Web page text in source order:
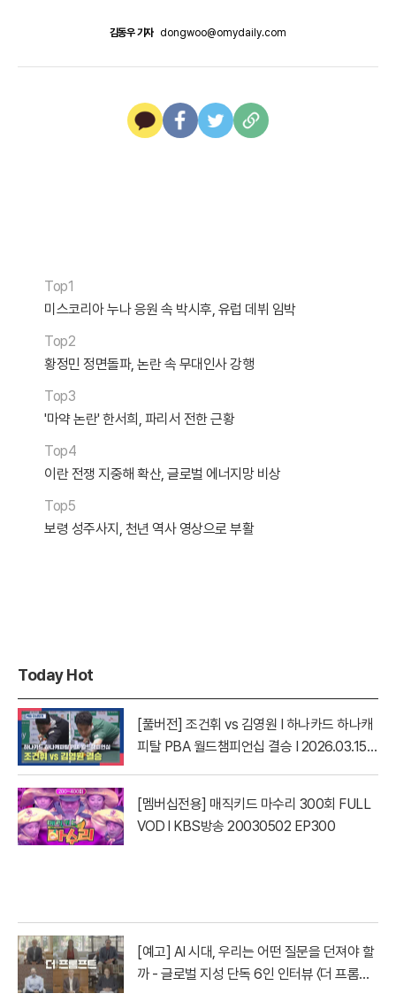
김동우 기자 dongwoo@omydaily.com
Top1
미스코리아 누나 응원 속 박시후, 유럽 데뷔 임박
Top2
황정민 정면돌파, 논란 속 무대인사 강행
Top3
'마약 논란' 한서희, 파리서 전한 근황
Top4
이란 전쟁 지중해 확산, 글로벌 에너지망 비상
Top5
보령 성주사지, 천년 역사 영상으로 부활
Today Hot
[풀버전] 조건휘 vs 김영원 I 하나카드 하나캐
피탈 PBA 월드챔피언십 결승 I 2026.03.15
[멤버십전용] 매직키드 마수리 300회 FULL
VOD l KBS방송 20030502 EP300
[예고] AI 시대, 우리는 어떤 질문을 던져야 할
까 - 글로벌 지성 단독 6인 인터뷰 〈더 프롬프